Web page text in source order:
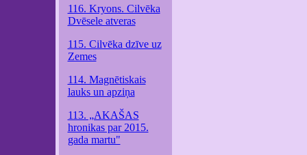
116. Kryons. Cilvēka
Dvēsele atveras
115. Cilvēka dzīve uz
Zemes
114. Magnētiskais
lauks un apziņa
113. „AKAŠAS
hronikas par 2015.
gada martu"